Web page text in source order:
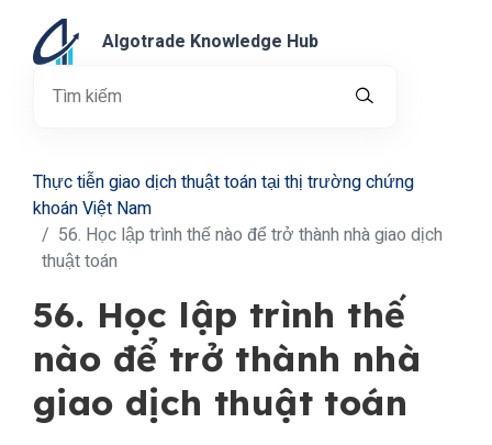
Algotrade Knowledge Hub
Thực tiễn giao dịch thuật toán tại thị trường chứng
khoán Việt Nam
56. Học lập trình thế nào để trở thành nhà giao dịch
thuật toán
56. Học lập trình thế
nào để trở thành nhà
giao dịch thuật toán